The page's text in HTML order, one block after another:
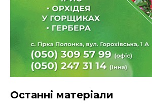
Останні матеріали